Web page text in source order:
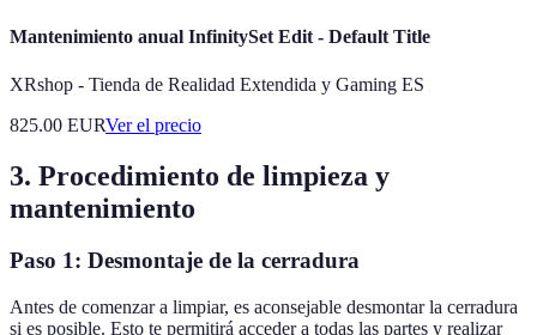
Mantenimiento anual InfinitySet Edit - Default Title
XRshop - Tienda de Realidad Extendida y Gaming ES
825.00 EURVer el precio
3. Procedimiento de limpieza y
mantenimiento
Paso 1: Desmontaje de la cerradura
Antes de comenzar a limpiar, es aconsejable desmontar la cerradura
si es posible. Esto te permitirá acceder a todas las partes y realizar